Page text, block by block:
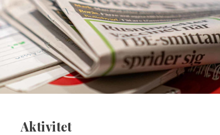
Aktivitet